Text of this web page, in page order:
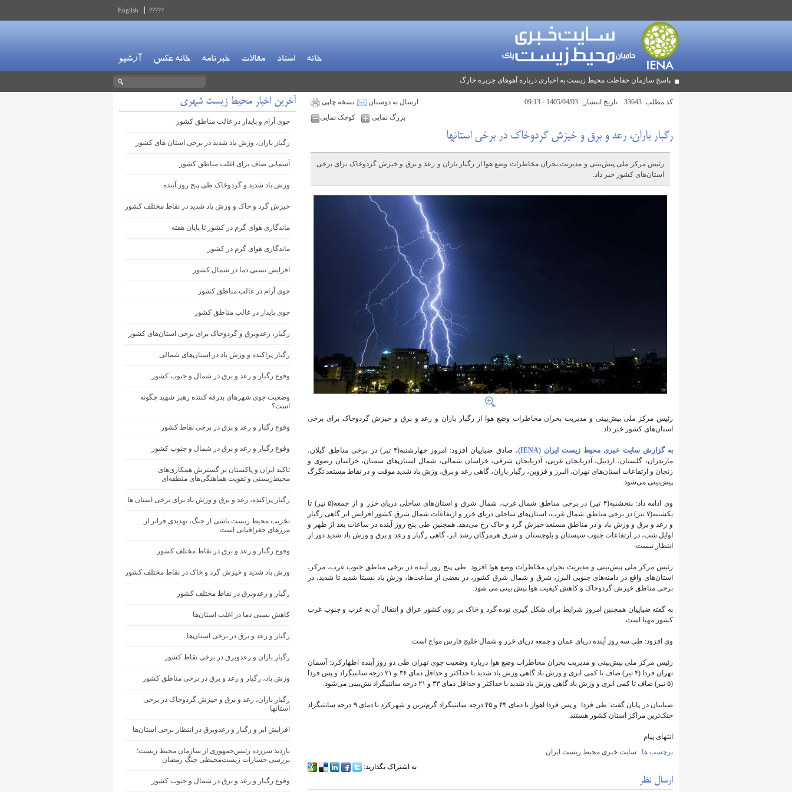
?????
English
خانه اسناد مقالات خبرنامه خانه عکس آرشیو
پاسخ سازمان حفاظت محیط زیست به اخباری درباره آهوهای جزیره خارگ
کد مطلب: تاریخ انتشار: نسخه چاپی
ارسال به دوستان
بزرگ نمایی
کوچک نمایی
رگبار باران، رعد و برق و خیزش گردوخاک در برخی استانها
رئیس مرکز ملی پیش‌بینی و مدیریت بحران مخاطرات وضع هوا از رگبار باران و رعد و برق و خیزش گردوخاک برای برخی
استان‌های کشور خبر داد.
رئیس مرکز ملی پیش‌بینی و مدیریت بحران مخاطرات وضع هوا از رگبار باران و رعد و برق و خیزش گردوخاک برای برخی
استان‌های کشور خبر داد.
به گزارش سایت خبری محیط زیست ایران (IENA)
، صادق ضیاییان افزود: امروز چهارشنبه(۳ تیر) در برخی مناطق گیلان،
مازندران، گلستان، اردبیل، آذربایجان غربی، آذربایجان شرقی، خراسان شمالی، شمال استان‌های سمنان، خراسان رضوی و
زنجان و ارتفاعات استان‌های تهران، البرز و قزوین، رگبار باران، گاهی رعد و برق، وزش باد شدید موقت و در نقاط مستعد تگرگ
پیش‌بینی می‌شود.
وی ادامه داد: پنجشنبه(۴ تیر) در برخی مناطق شمال غرب، شمال شرق و استان‌های ساحلی دریای خزر و از جمعه(۵ تیر) تا
یکشنبه(۷ تیر) در برخی مناطق شمال غرب، استان‌های ساحلی دریای خزر و ارتفاعات شمال شرق کشور افزایش ابر گاهی رگبار
و رعد و برق و وزش باد و در مناطق مستعد خیزش گرد و خاک رخ می‌دهد. همچنین طی پنج روز آینده در ساعات بعد از ظهر و
اوایل شب، در ارتفاعات جنوب سیستان و بلوچستان و شرق هرمزگان رشد ابر، گاهی رگبار و رعد و برق و وزش باد شدید دور از
انتظار نیست.
رئیس مرکز ملی پیش‌بینی و مدیریت بحران مخاطرات وضع هوا افزود: طی پنج روز آینده در برخی مناطق جنوب غرب، مرکز،
استان‌های واقع در دامنه‌های جنوبی البرز، شرق و شمال شرق کشور، در بعضی از ساعت‌ها، وزش باد نسبتا شدید تا شدید، در
برخی مناطق خیزش گردوخاک و کاهش کیفیت هوا پیش بینی می شود.
به گفته ضیاییان همچنین امروز شرایط برای شکل گیری توده گرد و خاک بر روی کشور عراق و انتقال آن به غرب و جنوب غرب
کشور مهیا است.
وی افزود: طی سه روز آینده دریای عمان و جمعه دریای خزر و شمال خلیج فارس مواج است.
رئیس مرکز ملی پیش‌بینی و مدیریت بحران مخاطرات وضع هوا درباره وضعیت جوی تهران طی دو روز آینده اظهارکرد: آسمان
تهران فردا (۴ تیر) صاف تا کمی ابری و وزش باد گاهی وزش باد شدید با حداکثر و حداقل دمای ۳۶ و ۲۱ درجه سانتیگراد و پس فردا
(۵ تیر) صاف تا کمی ابری و وزش باد گاهی وزش باد شدید با حداکثر و حداقل دمای ۳۳ و ۲۱ درجه سانتیگراد یش‌بینی می‌شود.
ضیاییان در پایان گفت: طی فردا و پس فردا اهواز با دمای ۴۴ و ۴۵ درجه سانتیگراد گرم‌ترین و شهرکرد با دمای ۹ درجه سانتیگراد
خنک‌ترین مراکز استان‌ کشور هستند.
انتهای پیام
برچسب ها: سایت خبری محیط زیست ایران
به اشتراک بگذارید:
ارسال نظر
آخرین اخبار محیط زیست شهری
جوی آرام و پایدار در غالب مناطق کشور
رگبار باران، وزش باد شدید در برخی استان های کشور
آسمانی صاف برای اغلب مناطق کشور
وزش باد شدید و گردوخاک طی پنج روز آینده
خیزش گرد و خاک و وزش باد شدید در نقاط مختلف کشور
ماندگاری هوای گرم در کشور تا پایان هفته
ماندگاری هوای گرم در کشور
افزایش نسبی دما در شمال کشور
جوی آرام در غالب مناطق کشور
جوی پایدار در غالب مناطق کشور
رگبار، رعدوبرق و گردوخاک برای برخی استان‌های کشور
رگبار پراکنده و وزش باد در استان‌های شمالی
وقوع رگبار و رعد و برق در شمال و جنوب کشور
وضعیت جوی شهرهای بدرقه کننده رهبر شهید چگونه
است؟
وقوع رگبار و رعد و برق در برخی نقاط کشور
وقوع رگبار و رعد و برق در شمال و جنوب کشور
تاکید ایران و پاکستان بر گسترش همکاری‌های
محیط‌زیستی و تقویت هماهنگی‌های منطقه‌ای
رگبار پراکنده، رعد و برق و وزش باد برای برخی استان ها
تخریب محیط زیست ناشی از جنگ، تهدیدی فراتر از
مرزهای جغرافیایی است
وقوع رگبار و رعد و برق در نقاط مختلف کشور
وزش باد شدید و خیزش گرد و خاک در نقاط مختلف کشور
رگبار و رعدوبرق در نقاط مختلف کشور
کاهش نسبی دما در اغلب استان‌ها
رگبار و رعد و برق در برخی استان‌ها
رگبار باران و رعدوبرق در برخی نقاط کشور
وزش باد، رگبار و رعد و برق در برخی مناطق کشور
رگبار باران، رعد و برق و خیزش گردوخاک در برخی
استانها
افزایش ابر و رگبار و رعدوبرق در انتظار برخی استان‌ها
بازدید سرزده رئیس‌جمهوری از سازمان محیط‌ زیست؛
بررسی خسارات زیست‌محیطی جنگ رمضان
وقوع رگبار و رعد و برق در شمال و جنوب کشور